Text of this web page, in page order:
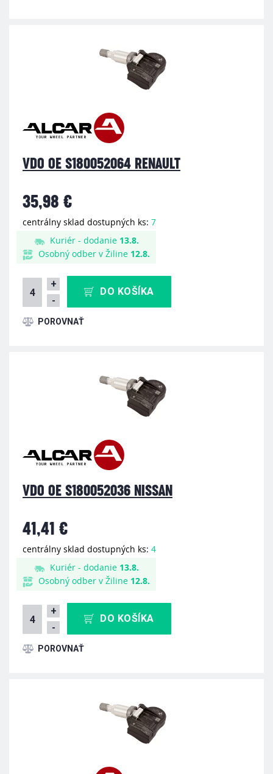
VDO OE S180052064 RENAULT
35,98 €
centrálny sklad dostupných ks: 7
Kuriér - dodanie 13.8.
Osobný odber v Žiline 12.8.
+
-
DO KOŠÍKA
VDO OE S180052036 NISSAN
41,41 €
centrálny sklad dostupných ks: 4
Kuriér - dodanie 13.8.
Osobný odber v Žiline 12.8.
+
-
DO KOŠÍKA